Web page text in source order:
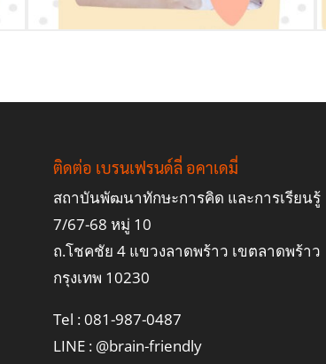
ติดต่อ เบรนเฟรนด์ลี่ อคาเดมี่
สถาบันพัฒนาทักษะการคิด และการเรียนรู้
7/67-68 หมู่ 10
ถ.โชคชัย 4 แขวงลาดพร้าว เขตลาดพร้าว
กรุงเทพ 10230
Tel : 081-987-0487
LINE : @brain-friendly